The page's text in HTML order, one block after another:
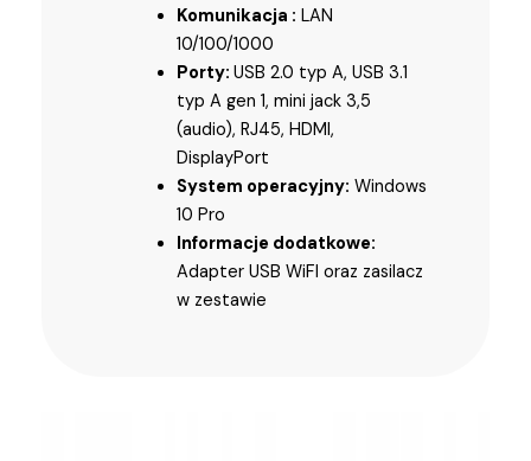
Komunikacja : LAN
10/100/1000
Porty: USB 2.0 typ A, USB 3.1
typ A gen 1, mini jack 3,5
(audio), RJ45, HDMI,
DisplayPort
System operacyjny: Windows
10 Pro
Informacje dodatkowe:
Adapter USB WiFI oraz zasilacz
w zestawie